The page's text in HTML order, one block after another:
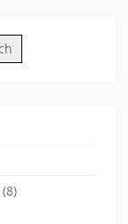
(8)